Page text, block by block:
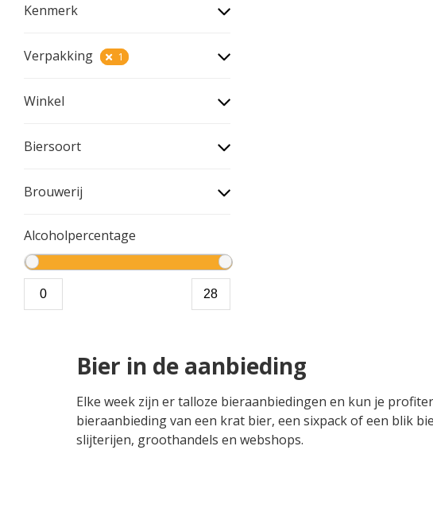
Kenmerk
Verpakking 1
Winkel
Biersoort
Brouwerij
Alcoholpercentage
Bier in de aanbieding
Elke week zijn er talloze bieraanbiedingen en kun je
bieraanbieding van een krat bier, een sixpack of een blik
slijterijen, groothandels en webshops.